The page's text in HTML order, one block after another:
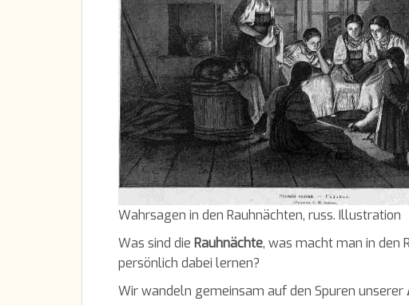
Wahrsagen in den Rauhnächten, russ. Illustration
Was sind die Rauhnächte, was macht man in den
persönlich dabei lernen?
Wir wandeln gemeinsam auf den Spuren unserer